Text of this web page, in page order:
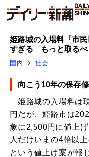
姫路城の入場料「市
すぎる もっと取るべ
国内 社会
向こう10年の保存
姫路城の入場料は
円だが、姫路市は
象に2,500円に値上
人だけいまの4倍以
という値上げ案が報